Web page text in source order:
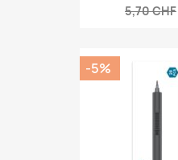
5,70 CHF
-5%